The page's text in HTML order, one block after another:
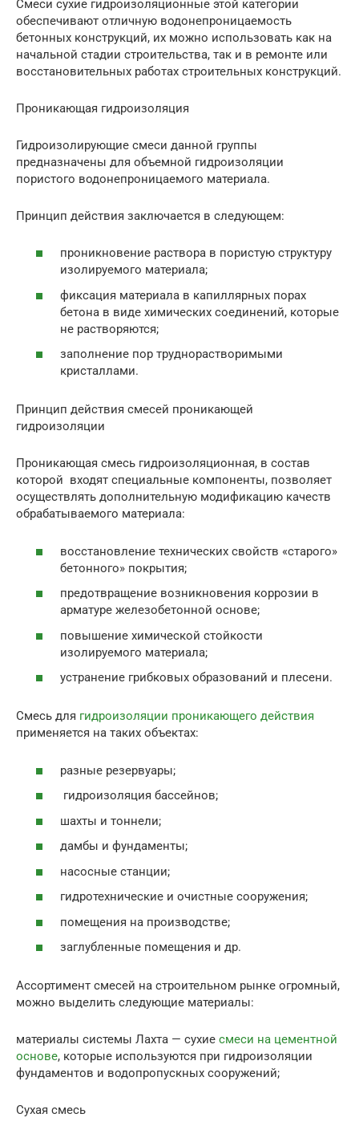
Смеси сухие гидроизоляционные этой категории
обеспечивают отличную водонепроницаемость
бетонных конструкций, их можно использовать как на
начальной стадии строительства, так и в ремонте или
восстановительных работах строительных конструкций.
Проникающая гидроизоляция
Гидроизолирующие смеси данной группы
предназначены для объемной гидроизоляции
пористого водонепроницаемого материала.
Принцип действия заключается в следующем:
проникновение раствора в пористую структуру
изолируемого материала;
фиксация материала в капиллярных порах
бетона в виде химических соединений, которые
не растворяются;
заполнение пор труднорастворимыми
кристаллами.
Принцип действия смесей проникающей
гидроизоляции
Проникающая смесь гидроизоляционная, в состав
которой входят специальные компоненты, позволяет
осуществлять дополнительную модификацию качеств
обрабатываемого материала:
восстановление технических свойств «старого»
бетонного» покрытия;
предотвращение возникновения коррозии в
арматуре железобетонной основе;
повышение химической стойкости
изолируемого материала;
устранение грибковых образований и плесени.
Смесь для гидроизоляции проникающего действия
применяется на таких объектах:
разные резервуары;
гидроизоляция бассейнов;
шахты и тоннели;
дамбы и фундаменты;
насосные станции;
гидротехнические и очистные сооружения;
помещения на производстве;
заглубленные помещения и др.
Ассортимент смесей на строительном рынке огромный,
можно выделить следующие материалы:
материалы системы Лахта — сухие смеси на цементной
основе, которые используются при гидроизоляции
фундаментов и водопропускных сооружений;
Сухая смесь